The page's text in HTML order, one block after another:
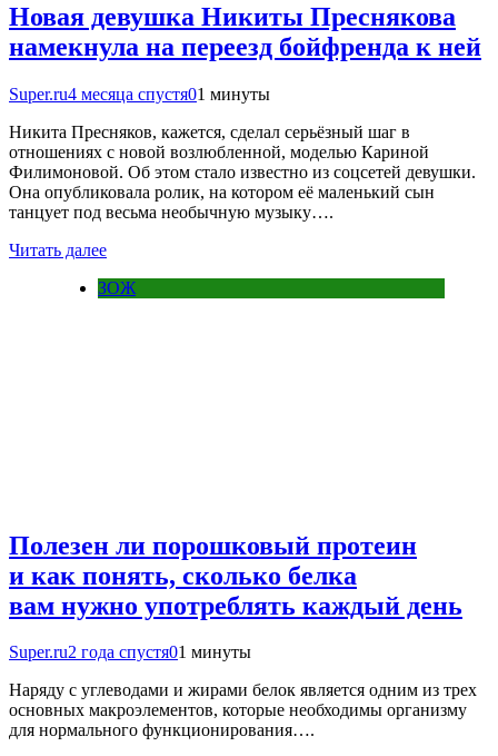
Новая девушка Никиты Преснякова
намекнула на переезд бойфренда к ней
Super.ru4 месяца спустя01 минуты
Никита Пресняков, кажется, сделал серьёзный шаг в
отношениях с новой возлюбленной, моделью Кариной
Филимоновой. Об этом стало известно из соцсетей девушки.
Она опубликовала ролик, на котором её маленький сын
танцует под весьма необычную музыку….
Читать далее
ЗОЖ
Полезен ли порошковый протеин
и как понять, сколько белка
вам нужно употреблять каждый день
Super.ru2 года спустя01 минуты
Наряду с углеводами и жирами белок является одним из трех
основных макроэлементов, которые необходимы организму
для нормального функционирования….